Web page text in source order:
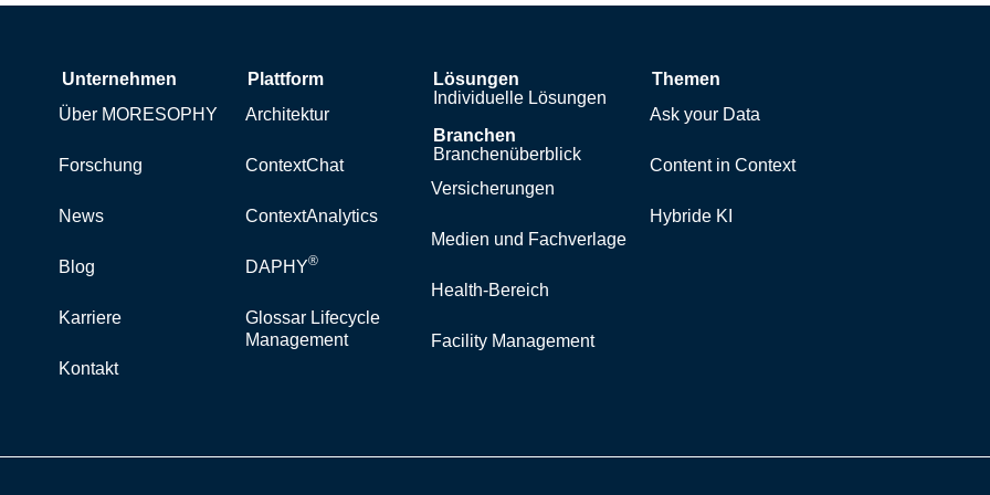
Unternehmen
Über MORESOPHY
Forschung
News
Blog
Karriere
Kontakt
Plattform
Architektur
ContextChat
ContextAnalytics
DAPHY®
Glossar Lifecycle
Management
Lösungen
Individuelle Lösungen
Branchen
Branchenüberblick
Versicherungen
Medien und Fachverlage
Health-Bereich
Facility Management
Themen
Ask your Data
Content in Context
Hybride KI